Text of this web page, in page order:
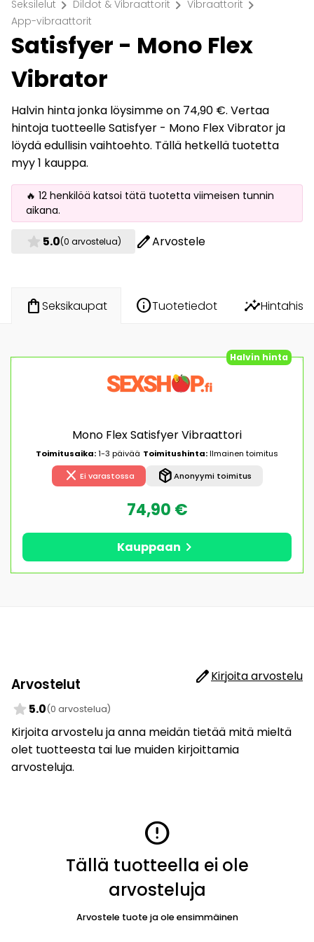
Seksilelut chevron_right Dildot & Vibraattorit chevron_right Vibraattorit chevron_right
App-vibraattorit
Satisfyer - Mono Flex
Vibrator
Halvin hinta jonka löysimme on 74,90 €. Vertaa
hintoja tuotteelle Satisfyer - Mono Flex Vibrator ja
löydä edullisin vaihtoehto. Tällä hetkellä tuotetta
myy 1 kauppa.
🔥 12 henkilöä katsoi tätä tuotetta viimeisen tunnin
aikana.
star 5.0(0 arvostelua) editArvostele
shopping_bagSeksikaupat infoTuotetiedot insights
Halvin hinta
Mono Flex Satisfyer Vibraattori
Toimitusaika:1-3 päivää Toimitushinta:Ilmainen toimitus
close Ei varastossa package_2Anonyymi toimitus
74,90 €
Kauppaan chevron_right
Arvostelut editKirjoita arvostelu
star 5.0(0 arvostelua)
Kirjoita arvostelu ja anna meidän tietää mitä mieltä
olet tuotteesta tai lue muiden kirjoittamia
arvosteluja.
error
Tällä tuotteella ei ole
arvosteluja
Arvostele tuote ja ole ensimmäinen